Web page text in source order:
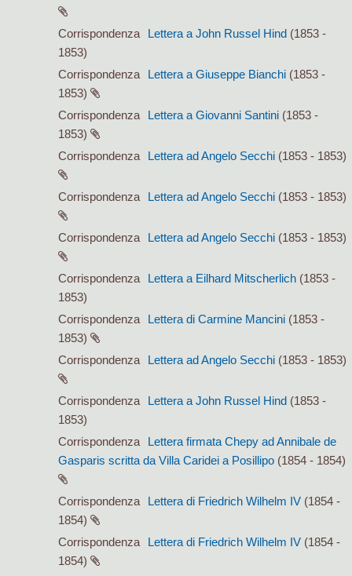
Corrispondenza Lettera a John Russel Hind (1853 -
1853)
Corrispondenza
Lettera a Giuseppe Bianchi (1853 -
1853)
Corrispondenza
Lettera a Giovanni Santini (1853 -
1853)
Corrispondenza
Lettera ad Angelo Secchi (1853 - 1853)
Corrispondenza Lettera ad Angelo Secchi (1853 - 1853)
Corrispondenza Lettera ad Angelo Secchi (1853 - 1853)
Corrispondenza Lettera a Eilhard Mitscherlich (1853 -
1853)
Corrispondenza
Lettera di Carmine Mancini (1853 -
1853)
Corrispondenza
Lettera ad Angelo Secchi (1853 - 1853)
Corrispondenza Lettera a John Russel Hind (1853 -
1853)
Corrispondenza
Lettera firmata Chepy ad Annibale de
Gasparis scritta da Villa Caridei a Posillipo (1854 - 1854)
Corrispondenza Lettera di Friedrich Wilhelm IV (1854 -
1854)
Corrispondenza
Lettera di Friedrich Wilhelm IV (1854 -
1854)